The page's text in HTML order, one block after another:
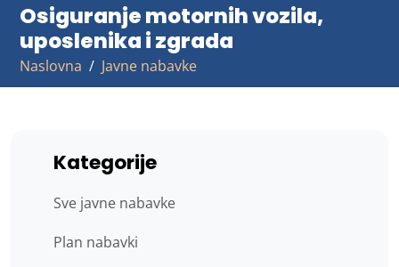
Osiguranje motornih vozila,
uposlenika i zgrada
Naslovna Javne nabavke
Kategorije
Sve javne nabavke
Plan nabavki